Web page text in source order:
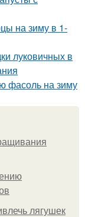
на зиму в 1-
луковичных в
фасоль на зиму
лягушек